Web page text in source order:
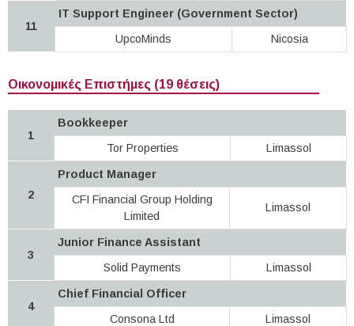
11
IT Support Engineer (Government Sector)
UpcoMinds
Nicosia
Οικονομικές Επιστήμες (19 θέσεις)
1
Bookkeeper
Tor Properties
Limassol
2
Product Manager
CFI Financial Group Holding
Limited
Limassol
3
Junior Finance Assistant
Solid Payments
Limassol
4
Chief Financial Officer
Consona Ltd
Limassol